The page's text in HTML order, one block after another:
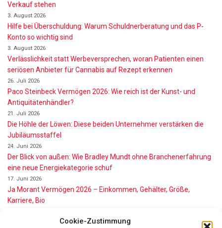
Cookie-Zustimmung
Verkauf stehen
3. August 2026
Hilfe bei Überschuldung: Warum Schuldnerberatung und das P-
Konto so wichtig sind
3. August 2026
Verlässlichkeit statt Werbeversprechen, woran Patienten einen
seriösen Anbieter für Cannabis auf Rezept erkennen
26. Juli 2026
Paco Steinbeck Vermögen 2026: Wie reich ist der Kunst- und
Antiquitätenhändler?
21. Juli 2026
Die Höhle der Löwen: Diese beiden Unternehmer verstärken die
Jubiläumsstaffel
24. Juni 2026
Der Blick von außen: Wie Bradley Mundt ohne Branchenerfahrung
eine neue Energiekategorie schuf
17. Juni 2026
Ja Morant Vermögen 2026 – Einkommen, Gehälter, Größe,
Karriere, Bio
Alice Walton Vermögen 2026: So reich ist die Walmart-Erbin